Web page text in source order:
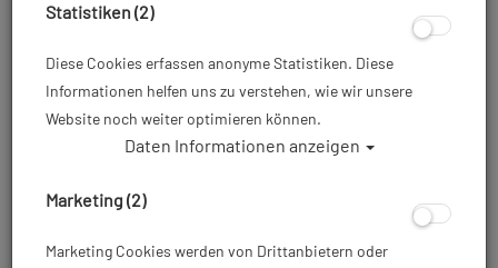
Statistiken (2)
Diese Cookies erfassen anonyme Statistiken. Diese
Informationen helfen uns zu verstehen, wie wir unsere
Website noch weiter optimieren können.
Daten Informationen anzeigen
Marketing (2)
Marketing Cookies werden von Drittanbietern oder